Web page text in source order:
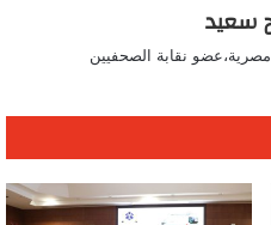
سعيد
نقابة الصحفيين